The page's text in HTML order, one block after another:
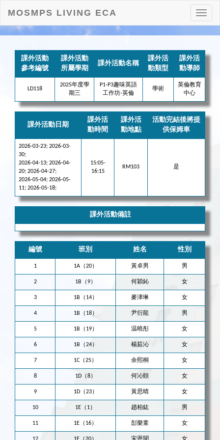
打
開
MOSMPS LIVING ECA
課外活動
參考編號
課外活動
所屬學期
課外活動名稱
課外活
動類型
課外活
動導師
LD118
2025年度學
期三
P1-P3趣味英語
工作坊-英倫
學術
英倫教育
中心
課外活動日期
課外活
動時間
課外活
動地點
活動完結後將提
供保姆車
2026-03-23; 2026-03-
30;
2026-04-13; 2026-04-
20; 2026-04-27;
2026-05-04; 2026-05-
11; 2026-05-18;
15:05-
16:15
RM103 是
課外活動備註
編號 班別 姓名 性別
1 1A（20） 黃卓男 男
2 1B（9） 何穎鈊 女
3 1B（14） 麥津琳 女
4 1B（18） 尹衍龍 男
5 1B（19） 温曉彤 女
6 1B（24） 楊茹沁 女
7 1C（25） 余熙桐 女
8 1D（8） 何沁頤 女
9 1D（23） 黃思晴 女
10 1E（1） 趙柏鈜 男
11 1E（16） 彭樂童 女